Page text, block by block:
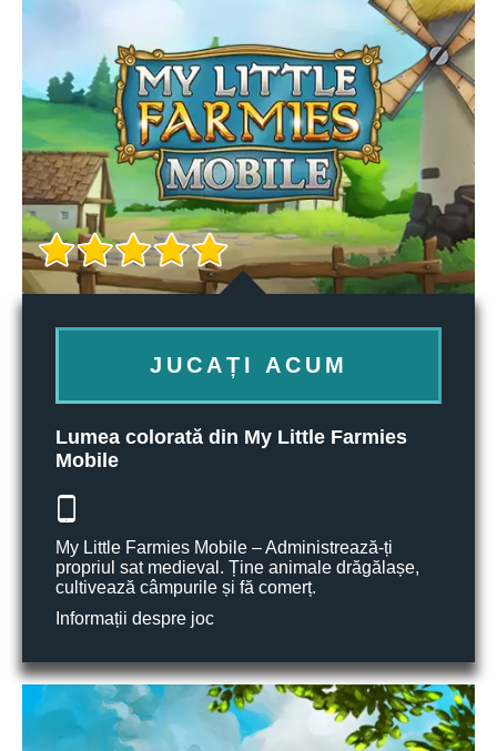
JUCAȚI ACUM
Lumea colorată din My Little Farmies
Mobile
My Little Farmies Mobile – Administrează-ți
propriul sat medieval. Ține animale drăgălașe,
cultivează câmpurile și fă comerț.
Informații despre joc